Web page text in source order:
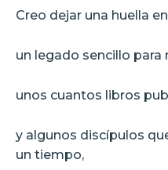
Creo dejar una huella
un legado sencillo
unos cuantos libros
y algunos discípulos
un tiempo,